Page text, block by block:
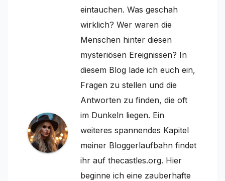
eintauchen. Was geschah
wirklich? Wer waren die
Menschen hinter diesen
mysteriösen Ereignissen? In
diesem Blog lade ich euch ein,
Fragen zu stellen und die
Antworten zu finden, die oft
im Dunkeln liegen. Ein
weiteres spannendes Kapitel
meiner Bloggerlaufbahn findet
ihr auf thecastles.org. Hier
beginne ich eine zauberhafte